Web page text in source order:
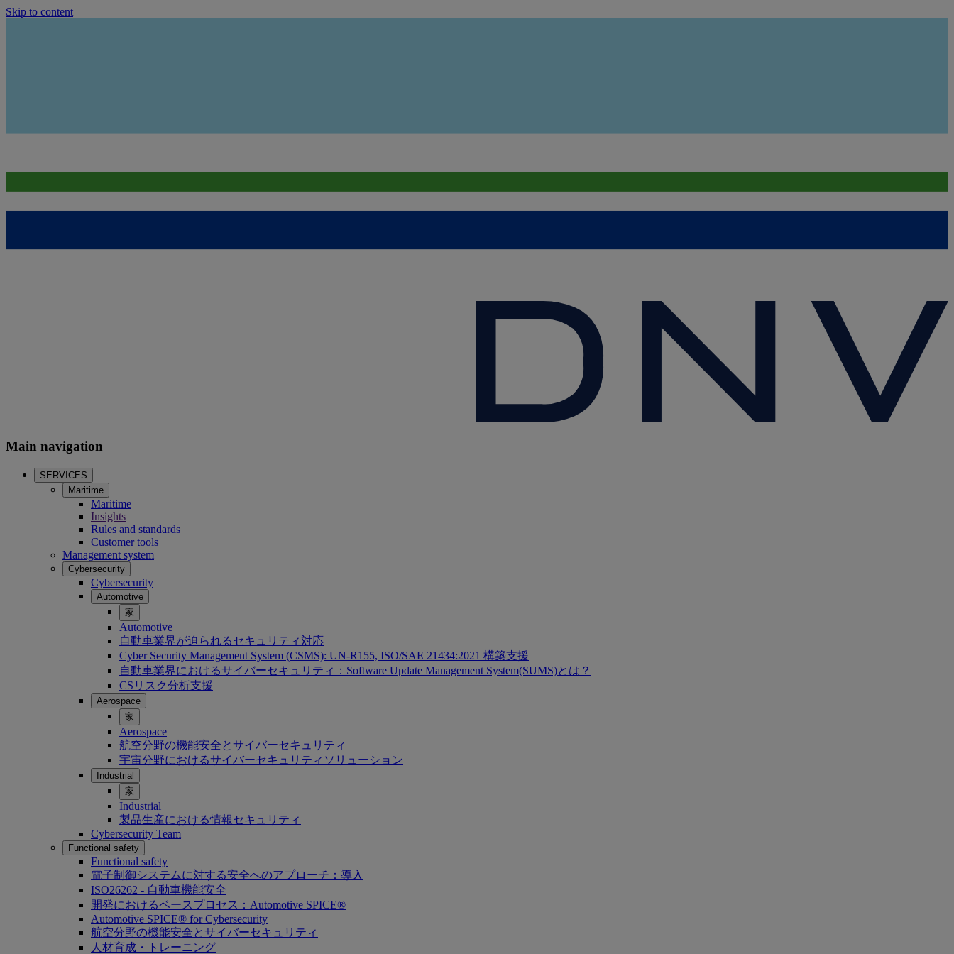
Skip to content
Main navigation
SERVICES
Maritime
Maritime
Insights
Rules and standards
Customer tools
Management system
Cybersecurity
Cybersecurity
Automotive
家
Automotive
自動車業界が迫られるセキュリティ対応
Cyber Security Management System (CSMS): UN-R155, ISO/SAE 21434:2021 構築支援
自動車業界におけるサイバーセキュリティ：Software Update Management System(SUMS)とは？
CSリスク分析支援
Aerospace
家
Aerospace
航空分野の機能安全とサイバーセキュリティ
宇宙分野におけるサイバーセキュリティソリューション
Industrial
家
Industrial
製品生産における情報セキュリティ
Cybersecurity Team
Functional safety
Functional safety
電子制御システムに対する安全へのアプローチ：導入
ISO26262 - 自動車機能安全
開発におけるベースプロセス：Automotive SPICE®
Automotive SPICE® for Cybersecurity
航空分野の機能安全とサイバーセキュリティ
人材育成・トレーニング